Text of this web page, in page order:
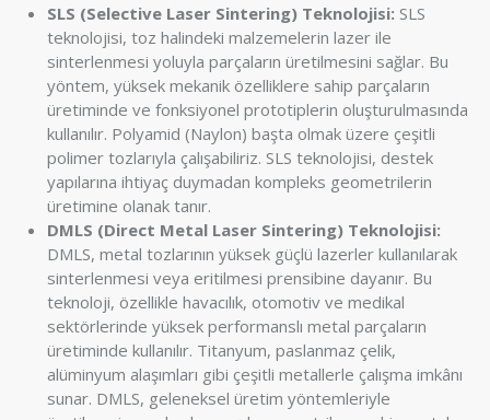
SLS (Selective Laser Sintering) Teknolojisi: SLS
teknolojisi, toz halindeki malzemelerin lazer ile
sinterlenmesi yoluyla parçaların üretilmesini sağlar. Bu
yöntem, yüksek mekanik özelliklere sahip parçaların
üretiminde ve fonksiyonel prototiplerin oluşturulmasında
kullanılır. Polyamid (Naylon) başta olmak üzere çeşitli
polimer tozlarıyla çalışabiliriz. SLS teknolojisi, destek
yapılarına ihtiyaç duymadan kompleks geometrilerin
üretimine olanak tanır.
DMLS (Direct Metal Laser Sintering) Teknolojisi:
DMLS, metal tozlarının yüksek güçlü lazerler kullanılarak
sinterlenmesi veya eritilmesi prensibine dayanır. Bu
teknoloji, özellikle havacılık, otomotiv ve medikal
sektörlerinde yüksek performanslı metal parçaların
üretiminde kullanılır. Titanyum, paslanmaz çelik,
alüminyum alaşımları gibi çeşitli metallerle çalışma imkânı
sunar. DMLS, geleneksel üretim yöntemleriyle